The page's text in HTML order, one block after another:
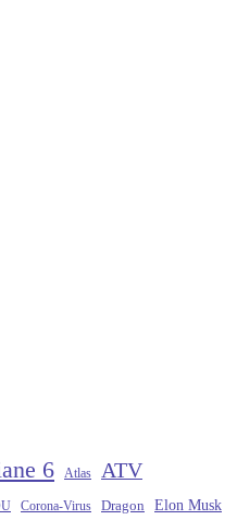
6 Atlas ATV
Corona-Virus Dragon Elon Musk